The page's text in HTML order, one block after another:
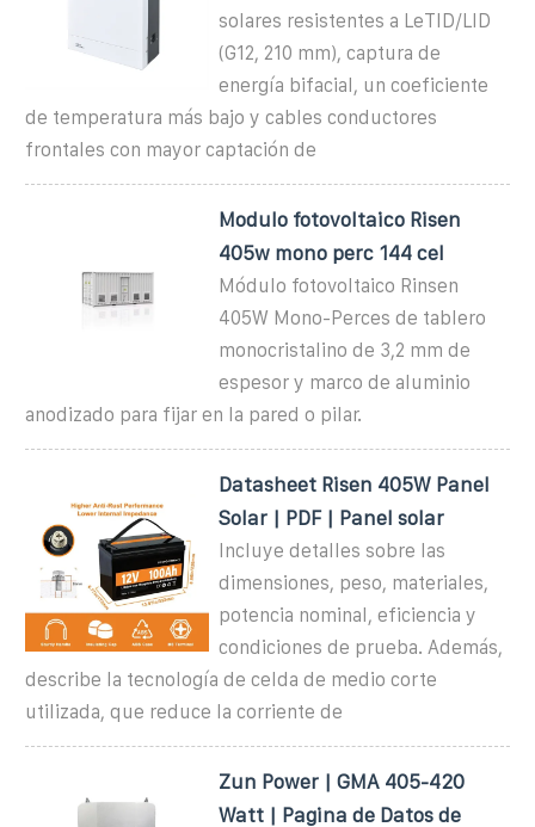
solares resistentes a LeTID/LID
(G12, 210 mm), captura de
energía bifacial, un coeficiente
de temperatura más bajo y cables conductores
frontales con mayor captación de
Modulo fotovoltaico Risen
405w mono perc 144 cel
Módulo fotovoltaico Rinsen
405W Mono-Perces de tablero
monocristalino de 3,2 mm de
espesor y marco de aluminio
anodizado para fijar en la pared o pilar.
Datasheet Risen 405W Panel
Solar | PDF | Panel solar
Incluye detalles sobre las
dimensiones, peso, materiales,
potencia nominal, eficiencia y
condiciones de prueba. Además,
describe la tecnología de celda de medio corte
utilizada, que reduce la corriente de
Zun Power | GMA 405-420
Watt | Pagina de Datos de